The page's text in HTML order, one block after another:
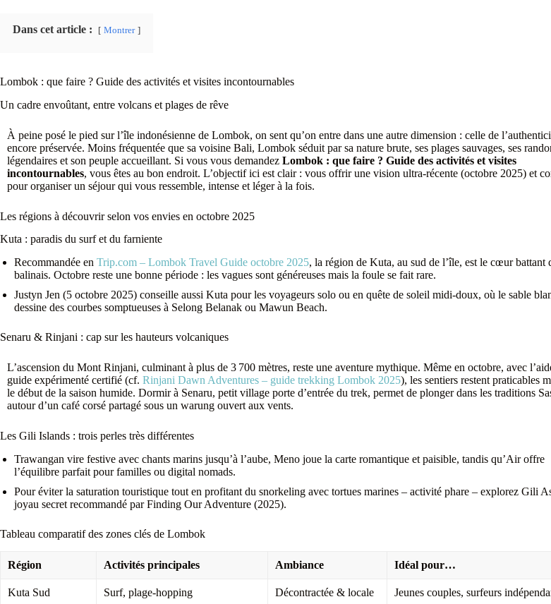
Dans cet article : Montrer
Lombok : que faire ? Guide des activités et visites incontournables
Un cadre envoûtant, entre volcans et plages de rêve
À peine posé le pied sur l’île indonésienne de Lombok, on sent qu’on entre dans une autre dimension : celle de
encore préservée. Moins fréquentée que sa voisine Bali, Lombok séduit par sa nature brute, ses plages sauvages, ses
légendaires et son peuple accueillant. Si vous vous demandez Lombok : que faire ? Guide des activités et visites
incontournables, vous êtes au bon endroit. L’objectif ici est clair : vous offrir une vision ultra-récente (octobre 2025) et
pour organiser un séjour qui vous ressemble, intense et léger à la fois.
Les régions à découvrir selon vos envies en octobre 2025
Kuta : paradis du surf et du farniente
Recommandée en Trip.com – Lombok Travel Guide octobre 2025, la région de Kuta, au sud de l’île, est le cœur battant
balinais. Octobre reste une bonne période : les vagues sont généreuses mais la foule se fait rare.
Justyn Jen (5 octobre 2025) conseille aussi Kuta pour les voyageurs solo ou en quête de soleil midi-doux, où le sable
dessine des courbes somptueuses à Selong Belanak ou Mawun Beach.
Senaru & Rinjani : cap sur les hauteurs volcaniques
L’ascension du Mont Rinjani, culminant à plus de 3 700 mètres, reste une aventure mythique. Même en octobre, avec
guide expérimenté certifié (cf. Rinjani Dawn Adventures – guide trekking Lombok 2025), les sentiers restent praticables
le début de la saison humide. Dormir à Senaru, petit village porte d’entrée du trek, permet de plonger dans les traditions
autour d’un café corsé partagé sous un warung ouvert aux vents.
Les Gili Islands : trois perles très différentes
Trawangan vire festive avec chants marins jusqu’à l’aube, Meno joue la carte romantique et paisible, tandis qu’Air offre
l’équilibre parfait pour familles ou digital nomads.
Pour éviter la saturation touristique tout en profitant du snorkeling avec tortues marines – activité phare – explorez Gili
joyau secret recommandé par Finding Our Adventure (2025).
Tableau comparatif des zones clés de Lombok
Région Activités principales Ambiance Idéal pour…
Kuta Sud Surf, plage-hopping Décontractée & locale Jeunes couples, surfeurs